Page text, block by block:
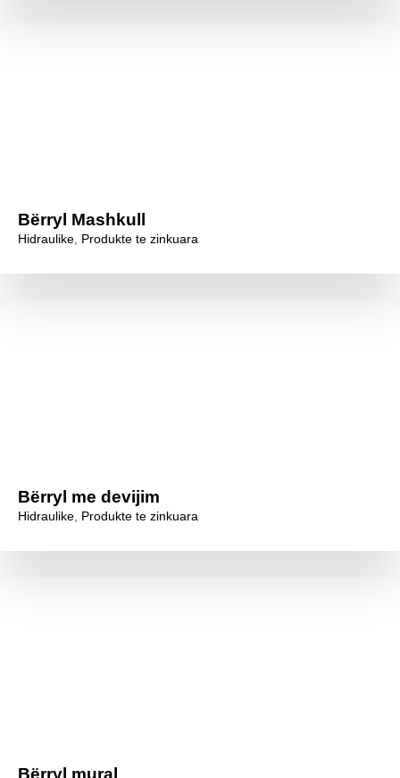
Bërryl Mashkull
Hidraulike Produkte te zinkuara
Bërryl me devijim
Hidraulike Produkte te zinkuara
Bërryl mural